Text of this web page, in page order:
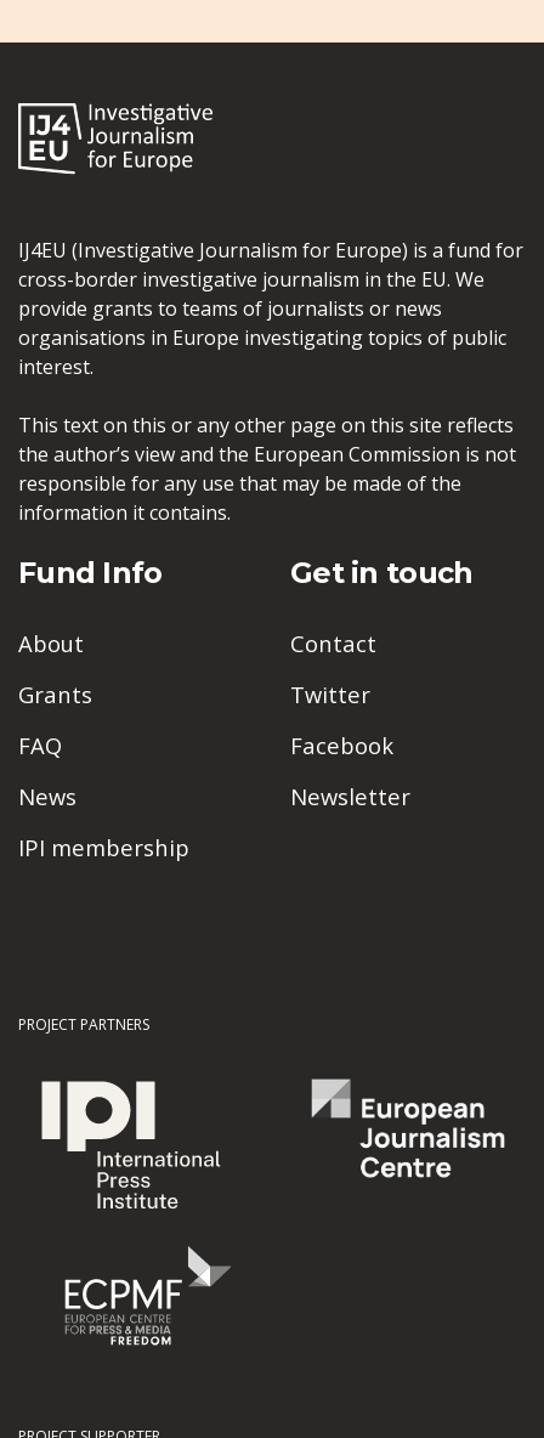
IJ4EU (Investigative Journalism for Europe) is a fund for
cross-border investigative journalism in the EU. We
provide grants to teams of journalists or news
organisations in Europe investigating topics of public
interest.
This text on this or any other page on this site reflects
the author’s view and the European Commission is not
responsible for any use that may be made of the
information it contains.
Fund Info
About
Grants
FAQ
News
IPI membership
Get in touch
Contact
Twitter
Facebook
Newsletter
PROJECT PARTNERS